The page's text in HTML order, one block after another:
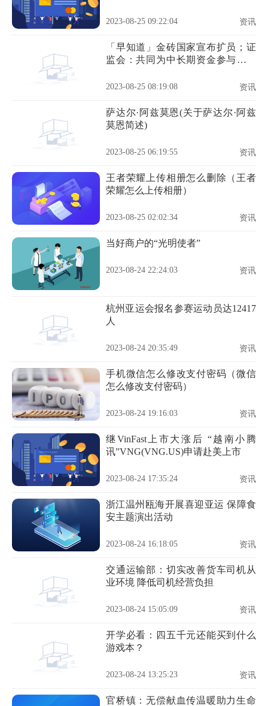
2023-08-25 09:22:04 资讯
「早知道」金砖国家宣布扩员；证
监会：共同为中长期资金参与资本
2023-08-25 08:19:08 资讯
萨达尔·阿兹莫恩(关于萨达尔·阿兹
莫恩简述)
2023-08-25 06:19:55 资讯
王者荣耀上传相册怎么删除（王者
荣耀怎么上传相册）
2023-08-25 02:02:34 资讯
当好商户的“光明使者”
2023-08-24 22:24:03 资讯
杭州亚运会报名参赛运动员达12417
人
2023-08-24 20:35:49 资讯
手机微信怎么修改支付密码（微信
怎么修改支付密码）
2023-08-24 19:16:03 资讯
继VinFast上市大涨后 “越南小腾
讯”VNG(VNG.US)申请赴美上市
2023-08-24 17:35:24 资讯
浙江温州瓯海开展喜迎亚运 保障食
安主题演出活动
2023-08-24 16:18:05 资讯
交通运输部：切实改善货车司机从
业环境 降低司机经营负担
2023-08-24 15:05:09 资讯
开学必看：四五千元还能买到什么
游戏本？
2023-08-24 13:25:23 资讯
官桥镇：无偿献血传温暖助力生命